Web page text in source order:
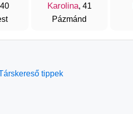
Karolina, 41
Pázmánd
tippek